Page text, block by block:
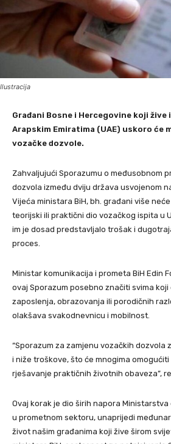
Ilustracija
Građani Bosne i Hercegovine koji žive
Arapskim Emiratima (UAE) uskoro će
vozačke dozvole.
Zahvaljujući Sporazumu o međusobnom
dozvola između dviju država usvojenom
Vijeća ministara BiH, bh. građani više
teorijski ili praktični dio vozačkog ispita u
im je dosad predstavljalo trošak i
proces.
Ministar komunikacija i prometa BiH Edin
ovaj Sporazum posebno značiti svima
zaposlenja, obrazovanja ili porodičnih
olakšava svakodnevnicu i mobilnost.
“Sporazum za zamjenu vozačkih dozvola
i niže troškove, što će mnogima
rješavanje praktičnih životnih obaveza”,
Ovaj korak je dio širih napora
u prometnom sektoru, unaprijedi
život našim građanima koji žive širom